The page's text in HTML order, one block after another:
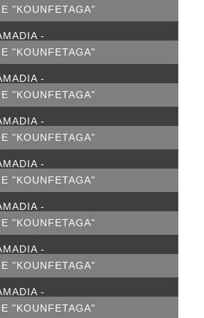
"KOUNFETAGA"
-
"KOUNFETAGA"
-
"KOUNFETAGA"
-
"KOUNFETAGA"
-
"KOUNFETAGA"
-
"KOUNFETAGA"
-
"KOUNFETAGA"
-
"KOUNFETAGA"